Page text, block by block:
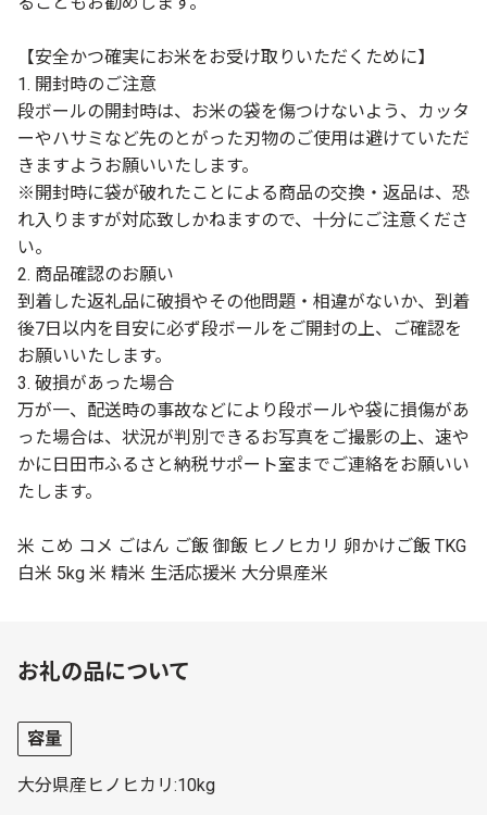
【安全かつ確実にお米をお受け取りいただくために】
1. 開封時のご注意
段ボールの開封時は、お米の袋を傷つけないよう、カッタ
ーやハサミなど先のとがった刃物のご使用は避けていただ
きますようお願いいたします。
※開封時に袋が破れたことによる商品の交換・返品は、恐
れ入りますが対応致しかねますので、十分にご注意くださ
い。
2. 商品確認のお願い
到着した返礼品に破損やその他問題・相違がないか、到着
後7日以内を目安に必ず段ボールをご開封の上、ご確認を
お願いいたします。
3. 破損があった場合
万が一、配送時の事故などにより段ボールや袋に損傷があ
った場合は、状況が判別できるお写真をご撮影の上、速や
かに日田市ふるさと納税サポート室までご連絡をお願いい
たします。
米 こめ コメ ごはん ご飯 御飯 ヒノヒカリ 卵かけご飯 TKG
白米 5kg 米 精米 生活応援米 大分県産米
お礼の品について
容量
大分県産ヒノヒカリ:10kg